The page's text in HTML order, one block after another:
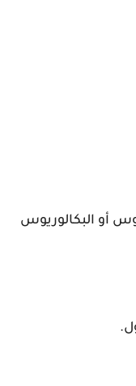
أو البكالوريوس